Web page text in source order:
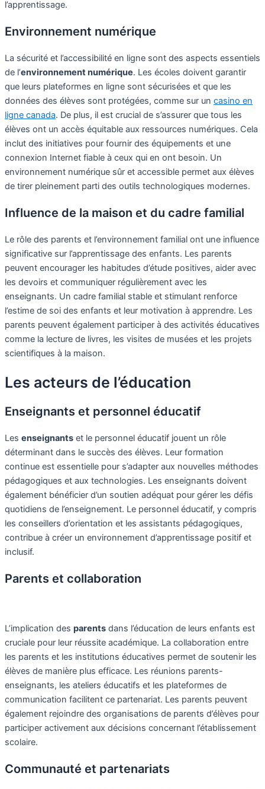
l’apprentissage.
Environnement numérique
La sécurité et l’accessibilité en ligne sont des aspects essentiels
de l’environnement numérique. Les écoles doivent garantir
que leurs plateformes en ligne sont sécurisées et que les
données des élèves sont protégées, comme sur un casino en
ligne canada. De plus, il est crucial de s’assurer que tous les
élèves ont un accès équitable aux ressources numériques. Cela
inclut des initiatives pour fournir des équipements et une
connexion Internet fiable à ceux qui en ont besoin. Un
environnement numérique sûr et accessible permet aux élèves
de tirer pleinement parti des outils technologiques modernes.
Influence de la maison et du cadre familial
Le rôle des parents et l’environnement familial ont une influence
significative sur l’apprentissage des enfants. Les parents
peuvent encourager les habitudes d’étude positives, aider avec
les devoirs et communiquer régulièrement avec les
enseignants. Un cadre familial stable et stimulant renforce
l’estime de soi des enfants et leur motivation à apprendre. Les
parents peuvent également participer à des activités éducatives
comme la lecture de livres, les visites de musées et les projets
scientifiques à la maison.
Les acteurs de l’éducation
Enseignants et personnel éducatif
Les enseignants et le personnel éducatif jouent un rôle
déterminant dans le succès des élèves. Leur formation
continue est essentielle pour s’adapter aux nouvelles méthodes
pédagogiques et aux technologies. Les enseignants doivent
également bénéficier d’un soutien adéquat pour gérer les défis
quotidiens de l’enseignement. Le personnel éducatif, y compris
les conseillers d’orientation et les assistants pédagogiques,
contribue à créer un environnement d’apprentissage positif et
inclusif.
Parents et collaboration
L’implication des parents dans l’éducation de leurs enfants est
cruciale pour leur réussite académique. La collaboration entre
les parents et les institutions éducatives permet de soutenir les
élèves de manière plus efficace. Les réunions parents-
enseignants, les ateliers éducatifs et les plateformes de
communication facilitent ce partenariat. Les parents peuvent
également rejoindre des organisations de parents d’élèves pour
participer activement aux décisions concernant l’établissement
scolaire.
Communauté et partenariats